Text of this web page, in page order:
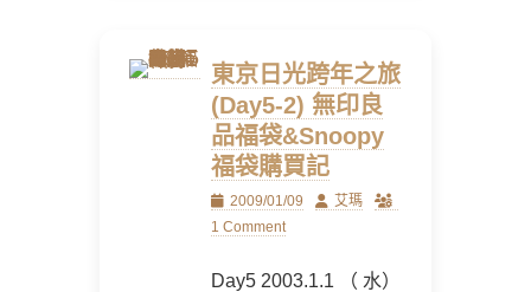
東京日光跨年之旅
(Day5-2) 無印良
品福袋&Snoopy
福袋購買記
Posted
on
2009/01/09 Author
艾瑪
1 Comment
Day5 2003.1.1 （ 水）